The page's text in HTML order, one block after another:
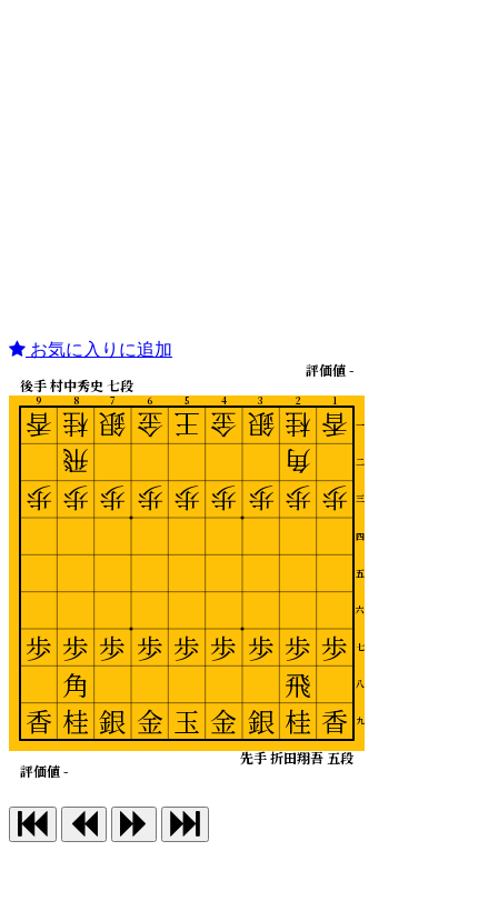
お気に入りに追加
1
2
3
4
5
6
7
8
9
一
二
三
四
五
六
七
八
九
先手 折田翔吾 五段
後手 村中秀史 七段
評価値 -
評価値 -
香
歩
歩
香
桂
角
歩
歩
飛
桂
銀
歩
歩
銀
金
歩
歩
金
王
歩
歩
玉
金
歩
歩
金
銀
歩
歩
銀
桂
飛
歩
歩
角
桂
香
歩
歩
香